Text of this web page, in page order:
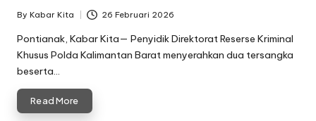
Posted
by
By Kabar Kita 26 Februari 2026
Pontianak, Kabar Kita— Penyidik Direktorat Reserse Kriminal
Khusus Polda Kalimantan Barat menyerahkan dua tersangka
beserta…
Read More